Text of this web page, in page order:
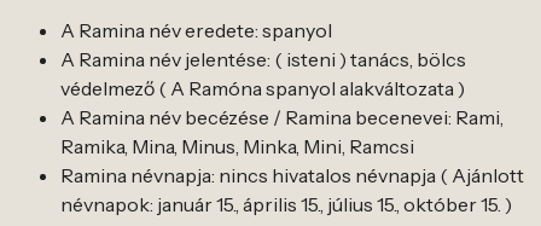
A Ramina név eredete: spanyol
A Ramina név jelentése: ( isteni ) tanács, bölcs
védelmező ( A Ramóna spanyol alakváltozata )
A Ramina név becézése / Ramina becenevei: Rami,
Ramika, Mina, Minus, Minka, Mini, Ramcsi
Ramina névnapja: nincs hivatalos névnapja ( Ajánlott
névnapok: január 15., április 15., július 15., október 15. )